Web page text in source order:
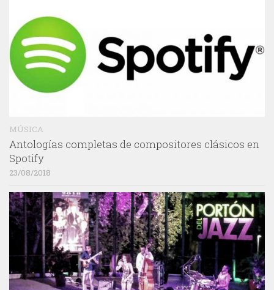
MÚSICA
Antologías completas de compositores clásicos en
Spotify
23/08/2018